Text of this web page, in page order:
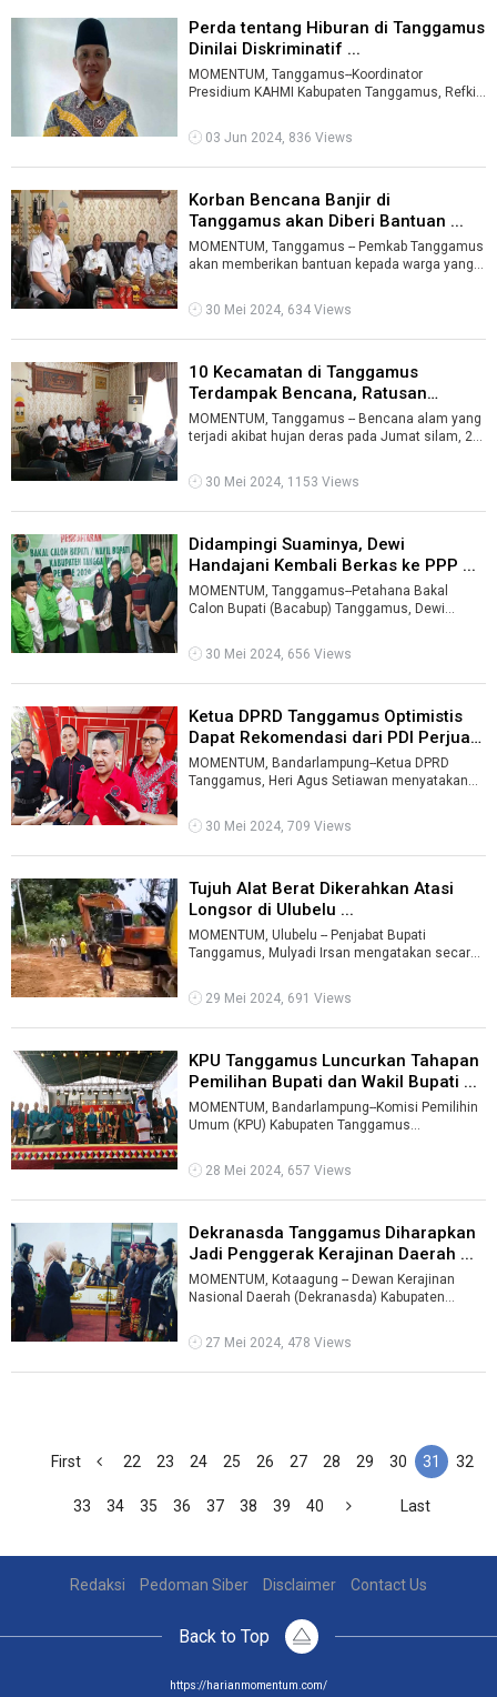
Perda tentang Hiburan di Tanggamus
Dinilai Diskriminatif ...
MOMENTUM, Tanggamus--Koordinator
Presidium KAHMI Kabupaten Tanggamus, Refki
Tahu ...
03 Jun 2024, 836 Views
Korban Bencana Banjir di
Tanggamus akan Diberi Bantuan ...
MOMENTUM, Tanggamus -- Pemkab Tanggamus
akan memberikan bantuan kepada warga yang
30 Mei 2024, 634 Views
10 Kecamatan di Tanggamus
Terdampak Bencana, Ratusan
Rumah Warga ...
MOMENTUM, Tanggamus -- Bencana alam yang
terjadi akibat hujan deras pada Jumat silam, 24
30 Mei 2024, 1153 Views
Didampingi Suaminya, Dewi
Handajani Kembali Berkas ke PPP ...
MOMENTUM, Tanggamus--Petahana Bakal
Calon Bupati (Bacabup) Tanggamus, Dewi
pendaftara ...
30 Mei 2024, 656 Views
Ketua DPRD Tanggamus Optimistis
Dapat Rekomendasi dari PDI Perjua
...
MOMENTUM, Bandarlampung--Ketua DPRD
Tanggamus, Heri Agus Setiawan menyatakan
Cal ...
30 Mei 2024, 709 Views
Tujuh Alat Berat Dikerahkan Atasi
Longsor di Ulubelu ...
MOMENTUM, Ulubelu -- Penjabat Bupati
Tanggamus, Mulyadi Irsan mengatakan secara
...
29 Mei 2024, 691 Views
KPU Tanggamus Luncurkan Tahapan
Pemilihan Bupati dan Wakil Bupati ...
MOMENTUM, Bandarlampung--Komisi Pemilihin
Umum (KPU) Kabupaten Tanggamus
Wakil Bupat ...
28 Mei 2024, 657 Views
Dekranasda Tanggamus Diharapkan
Jadi Penggerak Kerajinan Daerah ...
MOMENTUM, Kotaagung -- Dewan Kerajinan
Nasional Daerah (Dekranasda) Kabupaten
pen ...
27 Mei 2024, 478 Views
First 22 23 24 25 26 27 28 29 30 31 32
33 34 35 36 37 38 39 40 Last
Redaksi Pedoman Siber Disclaimer Contact Us
Back to Top
https://harianmomentum.com/